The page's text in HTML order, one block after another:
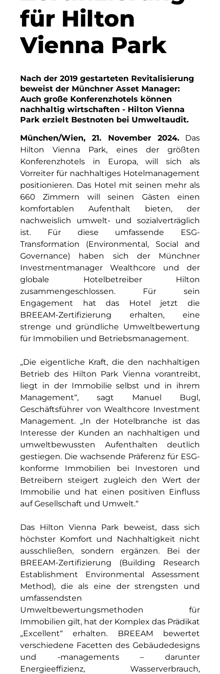
Frameworks
Gemeinde Hallbergmoos
Gesangskollektiv Michael Ritter
GWG Städtische Wohnungsgesellschaft
H2Global
Hallberger Kultursommer
HERZOG MAX
Hausbank München
Hotel Königshof München GmbH & Co. KG
INAI
Initiative Central Quartier
Interhyp
KERNenergie GmbH
Kollitsch Invest
Lenbachhaus
magna asset management ag
Malerei & Auftragsmalerei Nikolaus Kriese
MünchenBau
Munich Airport Business Park
Münchner Wohnen
Münchner Wohnen
National Center for Waste Management
Neuhausen Neudenken
Optima_Hammer
PAULUS Immobiliengruppe
Pembroke
Quartier am Bahnhof Taufkirchen
R&S Immobilienmanagement GmbH
RE/MAX Germany
für Hilton
Vienna Park
Nach der 2019 gestarteten Revitalisierung
beweist der Münchner Asset Manager:
Auch große Konferenzhotels können
nachhaltig wirtschaften - Hilton Vienna
Park erzielt Bestnoten bei Umweltaudit.
München/Wien, 21. November 2024.Das
Hilton Vienna Park, eines der größten
Konferenzhotels in Europa, will sich als
Vorreiter für nachhaltiges Hotelmanagement
positionieren. Das Hotel mit seinen mehr als
660 Zimmern will seinen Gästen einen
komfortablen Aufenthalt bieten, der
nachweislich umwelt- und sozialverträglich
ist. Für diese umfassende ESG-
Transformation (Environmental, Social and
Governance) haben sich der Münchner
Investmentmanager Wealthcore und der
globale Hotelbetreiber Hilton
zusammengeschlossen. Für sein
Engagement hat das Hotel jetzt die
BREEAM-Zertifizierung erhalten, eine
strenge und gründliche Umweltbewertung
für Immobilien und Betriebsmanagement.
„Die eigentliche Kraft, die den nachhaltigen
Betrieb des Hilton Park Vienna vorantreibt,
liegt in der Immobilie selbst und in ihrem
Management“, sagt Manuel Bugl,
Geschäftsführer von Wealthcore Investment
Management. „In der Hotelbranche ist das
Interesse der Kunden an nachhaltigen und
umweltbewussten Aufenthalten deutlich
gestiegen. Die wachsende Präferenz für ESG-
konforme Immobilien bei Investoren und
Betreibern steigert zugleich den Wert der
Immobilie und hat einen positiven Einfluss
auf Gesellschaft und Umwelt.“
Das Hilton Vienna Park beweist, dass sich
höchster Komfort und Nachhaltigkeit nicht
ausschließen, sondern ergänzen. Bei der
BREEAM-Zertifizierung (Building Research
Establishment Environmental Assessment
Method), die als eine der strengsten und
umfassendsten
Umweltbewertungsmethoden für
Immobilien gilt, hat der Komplex das Prädikat
„Excellent“ erhalten. BREEAM bewertet
verschiedene Facetten des Gebäudedesigns
und -managements – darunter
Energieeffizienz, Wasserverbrauch,